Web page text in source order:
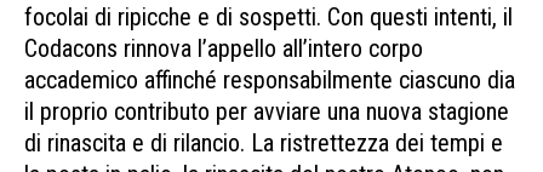
focolai di ripicche e di sospetti. Con questi intenti, il
Codacons rinnova l’appello all’intero corpo
accademico affinché responsabilmente ciascuno dia
il proprio contributo per avviare una nuova stagione
di rinascita e di rilancio. La ristrettezza dei tempi e